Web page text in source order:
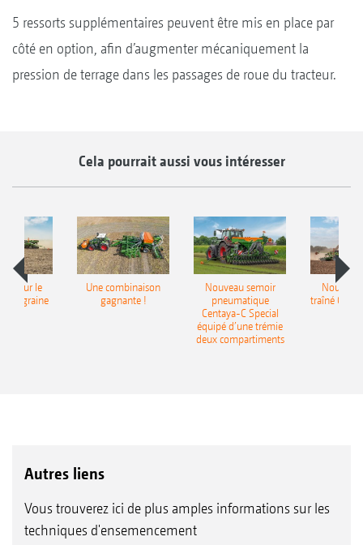
5 ressorts supplémentaires peuvent être mis en place par
côté en option, afin d’augmenter mécaniquement la
pression de terrage dans les passages de roue du tracteur.
Cela pourrait aussi vous intéresser
pour le
Une combinaison
gagnante !
Nouveau semoir
pneumatique
Centaya-C Special
équipé d’une trémie
deux compartiments
traîné
Autres liens
Vous trouverez ici de plus amples informations sur les
techniques d'ensemencement